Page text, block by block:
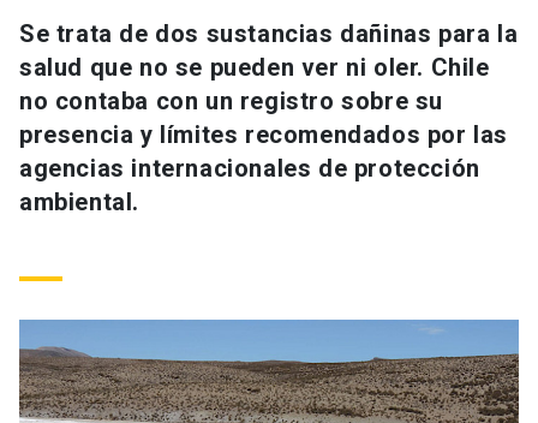
Información para keyboard_arrow_down
Futuros estudiantes
Estudiantes
Académicos
Alumni
Padres y familia
Go to english site
ACCESOS DIRECTOS
Admisión launch
Mi Portal UC
Medios Biblioteca launch
Se trata de dos sustancias dañinas para la
salud que no se pueden ver ni oler. Chile
no contaba con un registro sobre su
presencia y límites recomendados por las
agencias internacionales de protección
ambiental.